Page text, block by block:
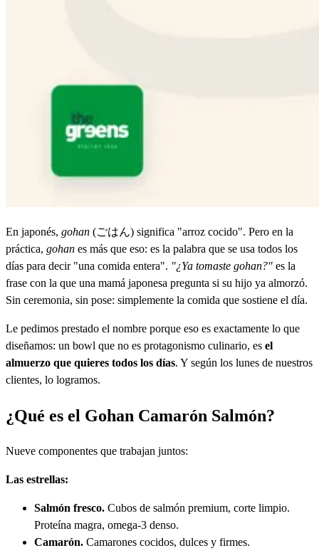
En japonés, gohan (ごはん) significa "arroz cocido". Pero en la
práctica, gohan es más que eso: es la palabra que se usa todos los
días para decir "una comida entera". "¿Ya tomaste gohan?" es la
frase con la que una mamá japonesa pregunta si su hijo ya almorzó.
Sin ceremonia, sin pose: simplemente la comida que sostiene el día.
Le pedimos prestado el nombre porque eso es exactamente lo que
diseñamos: un bowl que no es protagonismo culinario, es el
almuerzo que quieres todos los días. Y según los lunes de nuestros
clientes, lo logramos.
¿Qué es el Gohan Camarón Salmón?
Nueve componentes que trabajan juntos:
Las estrellas:
Salmón fresco. Cubos de salmón premium, corte limpio.
Proteína magra, omega-3 denso.
Camarón. Camarones cocidos, dulces y firmes.